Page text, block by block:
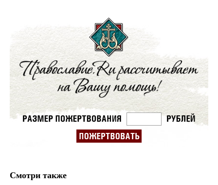
Смотри также